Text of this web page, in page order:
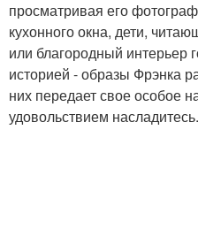
просматривая его
кухонного окна, дети,
или благородный интерьер
историей - образы Фрэнка
них передает свое особое
удовольствием насладитесь.